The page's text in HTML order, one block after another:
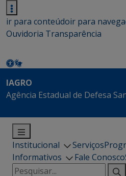
ir para conteúdoir para
Ouvidoria Transparência
IAGRO
Agência Estadual de Defesa
Institucional Serviços
Informativos
Fale Conosco
Pesquisar